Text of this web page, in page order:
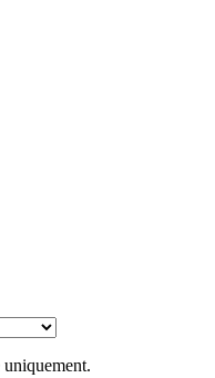
uniquement.